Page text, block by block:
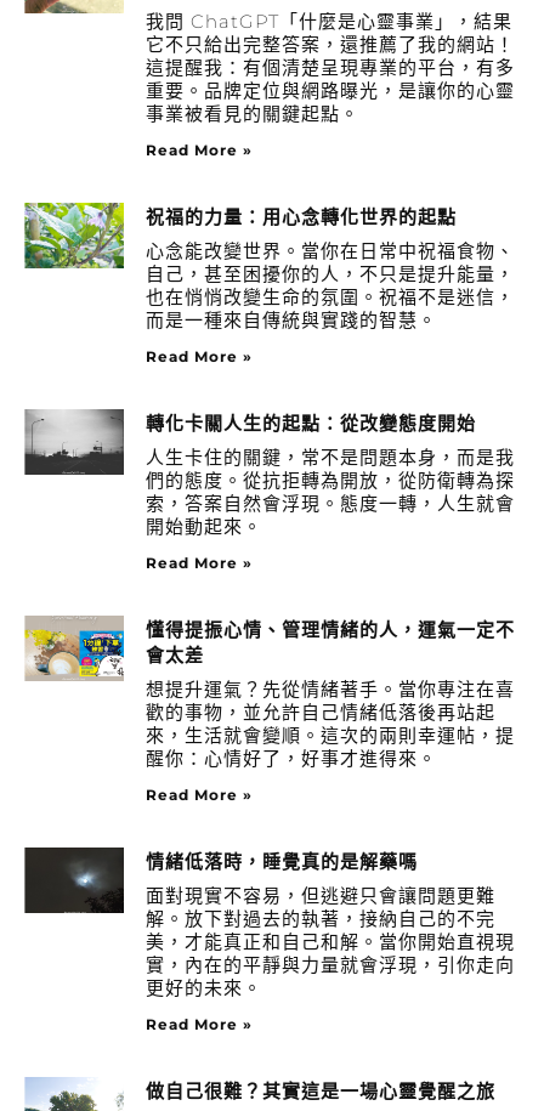
我問 ChatGPT「什麼是心靈事業」，結果
它不只給出完整答案，還推薦了我的網站！
這提醒我：有個清楚呈現專業的平台，有多
重要。品牌定位與網路曝光，是讓你的心靈
事業被看見的關鍵起點。
Read More »
祝福的力量：用心念轉化世界的起點
心念能改變世界。當你在日常中祝福食物、
自己，甚至困擾你的人，不只是提升能量，
也在悄悄改變生命的氛圍。祝福不是迷信，
而是一種來自傳統與實踐的智慧。
Read More »
轉化卡關人生的起點：從改變態度開始
人生卡住的關鍵，常不是問題本身，而是我
們的態度。從抗拒轉為開放，從防衛轉為探
索，答案自然會浮現。態度一轉，人生就會
開始動起來。
Read More »
懂得提振心情、管理情緒的人，運氣一定不
會太差
想提升運氣？先從情緒著手。當你專注在喜
歡的事物，並允許自己情緒低落後再站起
來，生活就會變順。這次的兩則幸運帖，提
醒你：心情好了，好事才進得來。
Read More »
情緒低落時，睡覺真的是解藥嗎
面對現實不容易，但逃避只會讓問題更難
解。放下對過去的執著，接納自己的不完
美，才能真正和自己和解。當你開始直視現
實，內在的平靜與力量就會浮現，引你走向
更好的未來。
Read More »
做自己很難？其實這是一場心靈覺醒之旅